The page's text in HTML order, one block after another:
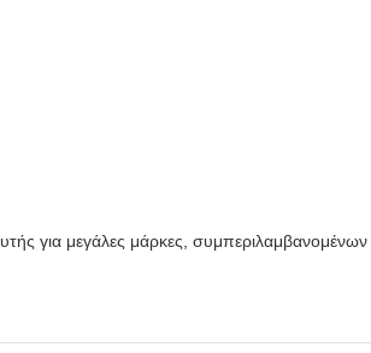
για μεγάλες μάρκες,